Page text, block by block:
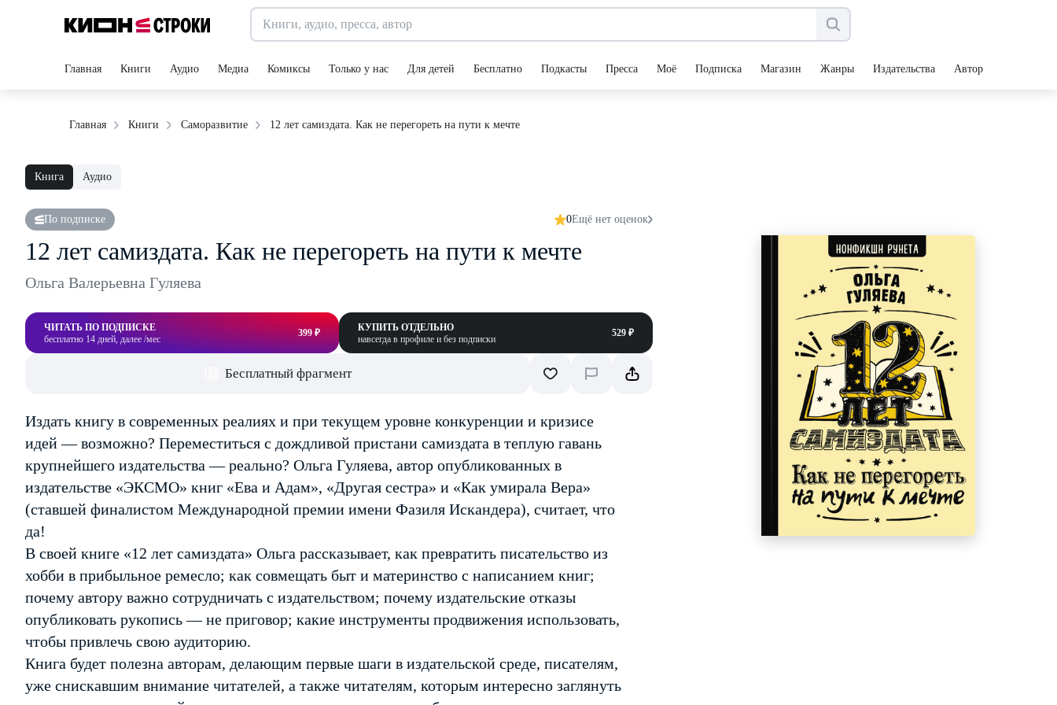
Главная Книги Аудио Медиа Комиксы Только у нас Для детей Бесплатно Подкасты Пресса Моё Подписка Магазин Жанры Издательства Авторы
Главная Книги Саморазвитие 12 лет самиздата. Как не перегореть на пути к мечте
Книга Аудио
По подписке 0Ещё нет оценок
12 лет самиздата. Как не перегореть на пути к мечте
Ольга Валерьевна Гуляева
ЧИТАТЬ ПО ПОДПИСКЕ
бесплатно 14 дней, далее /мес
399 ₽
КУПИТЬ ОТДЕЛЬНО
навсегда в профиле и без подписки
529 ₽
Бесплатный фрагмент
Издать книгу в современных реалиях и при текущем уровне конкуренции и кризисе
идей — возможно? Переместиться с дождливой пристани самиздата в теплую гавань
крупнейшего издательства — реально? Ольга Гуляева, автор опубликованных в
издательстве «ЭКСМО» книг «Ева и Адам», «Другая сестра» и «Как умирала Вера»
(ставшей финалистом Международной премии имени Фазиля Искандера), считает, что
да!
В своей книге «12 лет самиздата» Ольга рассказывает, как превратить писательство из
хобби в прибыльное ремесло; как совмещать быт и материнство с написанием книг;
почему автору важно сотрудничать с издательством; почему издательские отказы
опубликовать рукопись — не приговор; какие инструменты продвижения использовать,
чтобы привлечь свою аудиторию.
Книга будет полезна авторам, делающим первые шаги в издательской среде, писателям,
уже снискавшим внимание читателей, а также читателям, которым интересно заглянуть